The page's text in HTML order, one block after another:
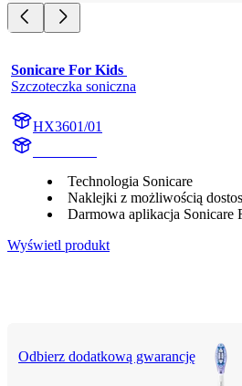
Sonicare For Kids
Szczoteczka soniczna
HX3601/01
Technologia Sonicare
Naklejki z możliwością
Darmowa aplikacja Sonicare
Wyświetl produkt
Odbierz dodatkową gwarancję